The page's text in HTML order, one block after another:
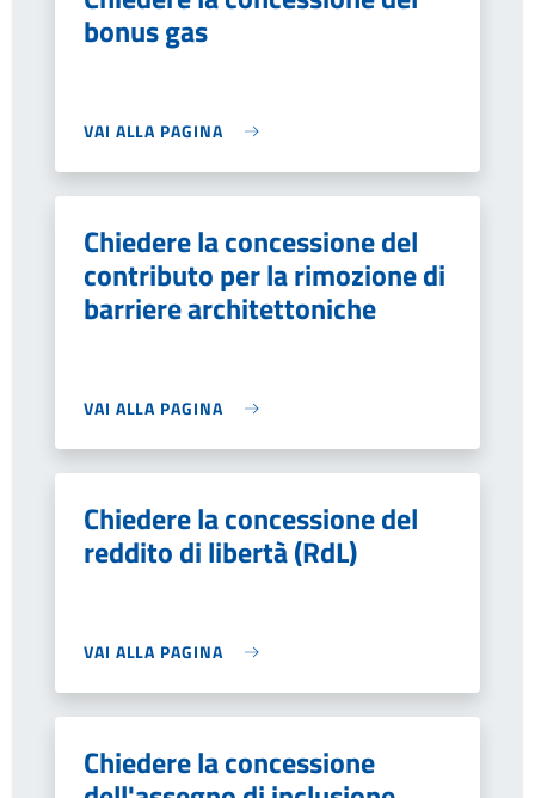
bonus gas
VAI ALLA PAGINA
Chiedere la concessione del
contributo per la rimozione di
barriere architettoniche
VAI ALLA PAGINA
Chiedere la concessione del
reddito di libertà (RdL)
VAI ALLA PAGINA
Chiedere la concessione